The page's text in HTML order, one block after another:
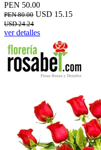
PEN 50.00
PEN 80.00 USD 15.15
USD 24.24
ver detalles